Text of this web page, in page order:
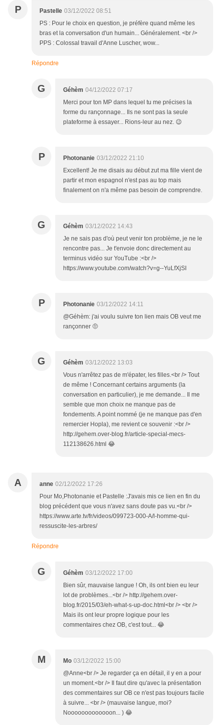
P Pastelle 03/12/2022 08:51
PS : Pour le choix en question, je préfère quand même les
bras et la conversation d'un humain... Généralement. <br />
PPS : Colossal travail d'Anne Luscher, wow...
Répondre
G Géhèm 04/12/2022 07:17
Merci pour ton MP dans lequel tu me précises la
forme du rançonnage... Ils ne sont pas la seule
plateforme à essayer... Rions-leur au nez. 😉
P Photonanie 03/12/2022 21:10
Excellent! Je me disais au début zut ma fille vient de
partir et mon espagnol n'est pas au top mais
finalement on n'a même pas besoin de comprendre.
G Géhèm 03/12/2022 14:43
Je ne sais pas d'où peut venir ton problème, je ne le
rencontre pas... Je t'envoie donc directement au
terminus vidéo sur YouTube :<br />
https://www.youtube.com/watch?v=g--YuLfXjSI
P Photonanie 03/12/2022 14:11
@Géhèm: j'ai voulu suivre ton lien mais OB veut me
rançonner 🤨
G Géhèm 03/12/2022 13:03
Vous n'arrêtez pas de m'épater, les filles.<br /> Tout
de même ! Concernant certains arguments (la
conversation en particulier), je me demande... Il me
semble que mon choix ne manque pas de
fondements. A point nommé (je ne manque pas d'en
remercier Hopla), me revient ce souvenir :<br />
http://gehem.over-blog.fr/article-special-mecs-
112138626.html 😂
A anne 02/12/2022 17:26
Pour Mo,Photonanie et Pastelle :J'avais mis ce lien en fin du
blog précédent que vous n'avez sans doute pas vu.<br />
https://www.arte.tv/fr/videos/099723-000-A/l-homme-qui-
ressuscite-les-arbres/
Répondre
G Géhèm 03/12/2022 17:00
Bien sûr, mauvaise langue ! Oh, ils ont bien eu leur
lot de problèmes...<br /> http://gehem.over-
blog.fr/2015/03/eh-what-s-up-doc.html<br /> <br />
Mais ils ont leur propre logique pour les
commentaires chez OB, c'est tout... 😂
M Mo 03/12/2022 15:00
@Anne<br /> Je regarder ça en détail, il y en a pour
un moment.<br /> Il faut dire qu'avec la présentation
des commentaires sur OB ce n'est pas toujours facile
à suivre... <br /> (mauvaise langue, moi?
Nooooooooooooon... ) 😂